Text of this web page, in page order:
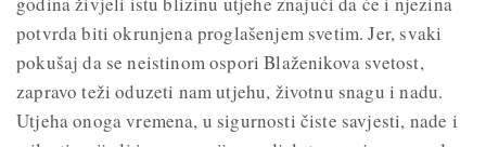
potvrda biti okrunjena proglašenjem svetim. Jer, svaki
pokušaj da se neistinom ospori Blaženikova svetost,
zapravo teži oduzeti nam utjehu, životnu snagu i nadu.
Utjeha onoga vremena, u sigurnosti čiste savjesti, nade i